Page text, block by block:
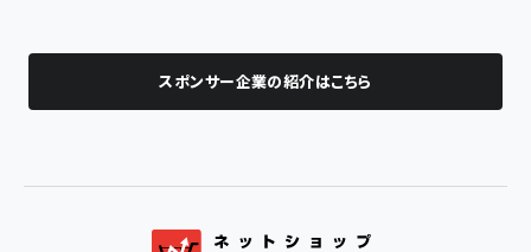
スポンサー企業の紹介はこちら